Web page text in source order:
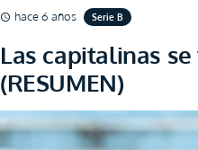
schedule hace 6 años Serie B
Las capitalinas
(RESUMEN)